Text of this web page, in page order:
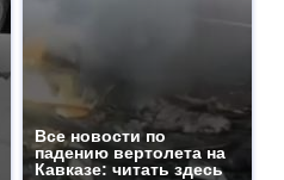
Все новости по
падению вертолета на
Кавказе: читать здесь